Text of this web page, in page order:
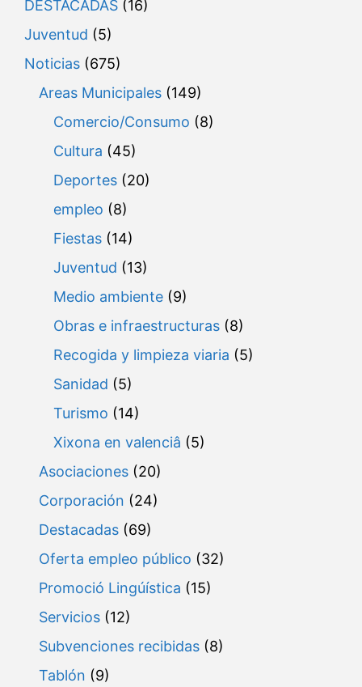
DESTACADAS (16)
Juventud (5)
Noticias (675)
Areas Municipales (149)
Comercio/Consumo (8)
Cultura (45)
Deportes (20)
empleo (8)
Fiestas (14)
Juventud (13)
Medio ambiente (9)
Obras e infraestructuras (8)
Recogida y limpieza viaria (5)
Sanidad (5)
Turismo (14)
Xixona en valenciâ (5)
Asociaciones (20)
Corporación (24)
Destacadas (69)
Oferta empleo público (32)
Promoció Lingúística (15)
Servicios (12)
Subvenciones recibidas (8)
Tablón (9)